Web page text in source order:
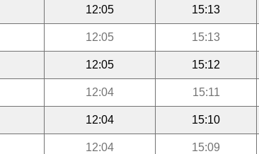
12:05 15:13
12:05 15:13
12:05 15:12
12:04 15:11
12:04 15:10
12:04 15:09